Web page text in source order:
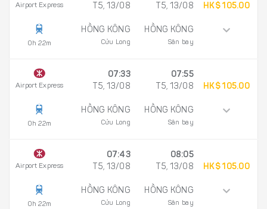
Airport Express
0h 22m
T5, 13/08
HỒNG KÔNG
Cửu Long
T5, 13/08
HỒNG KÔNG
Sân bay
HK$ 105.00
Airport Express
0h 22m
07:33
T5, 13/08
HỒNG KÔNG
Cửu Long
07:55
T5, 13/08
HỒNG KÔNG
Sân bay
HK$ 105.00
Airport Express
0h 22m
07:43
T5, 13/08
HỒNG KÔNG
Cửu Long
08:05
T5, 13/08
HỒNG KÔNG
Sân bay
HK$ 105.00